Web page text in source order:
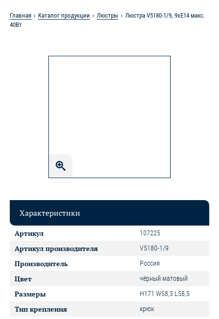
Главная Каталог продукции Люстры
Люстра V5180-1/9, 9xE14 макс.
40Вт
Характеристики
Артикул 107225
Артикул производителя V5180-1/9
Производитель Россия
Цвет чёрный матовый
Размеры H171 W58,5 L58,5
Тип крепления крюк